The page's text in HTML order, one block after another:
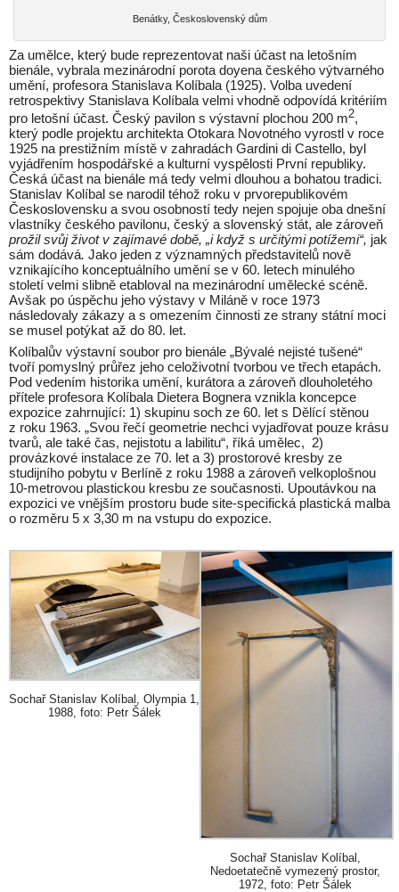
Benátky, Československý dům
Za umělce, který bude reprezentovat naši účast na letošním
bienále, vybrala mezinárodní porota doyena českého výtvarného
umění, profesora Stanislava Kolíbala (1925). Volba uvedení
retrospektivy Stanislava Kolíbala velmi vhodně odpovídá kritériím
pro letošní účast. Český pavilon s výstavní plochou 200 m2,
který podle projektu architekta Otokara Novotného vyrostl v roce
1925 na prestižním místě v zahradách Gardini di Castello, byl
vyjádřením hospodářské a kulturní vyspělosti První republiky.
Česká účast na bienále má tedy velmi dlouhou a bohatou tradici.
Stanislav Kolíbal se narodil téhož roku v prvorepublikovém
Československu a svou osobností tedy nejen spojuje oba dnešní
vlastníky českého pavilonu, český a slovenský stát, ale zároveň
prožil svůj život v zajímavé době, „i když s určitými potížemi“, jak
sám dodává. Jako jeden z významných představitelů nově
vznikajícího konceptuálního umění se v 60. letech minulého
století velmi slibně etabloval na mezinárodní umělecké scéně.
Avšak po úspěchu jeho výstavy v Miláně v roce 1973
následovaly zákazy a s omezením činnosti ze strany státní moci
se musel potýkat až do 80. let.
Kolíbalův výstavní soubor pro bienále „Bývalé nejisté tušené“
tvoří pomyslný průřez jeho celoživotní tvorbou ve třech etapách.
Pod vedením historika umění, kurátora a zároveň dlouholetého
přítele profesora Kolíbala Dietera Bognera vznikla koncepce
expozice zahrnující: 1) skupinu soch ze 60. let s Dělící stěnou
z roku 1963. „Svou řečí geometrie nechci vyjadřovat pouze krásu
tvarů, ale také čas, nejistotu a labilitu“, říká umělec, 2)
provázkové instalace ze 70. let a 3) prostorové kresby ze
studijního pobytu v Berlíně z roku 1988 a zároveň velkoplošnou
10-metrovou plastickou kresbu ze současnosti. Upoutávkou na
expozici ve vnějším prostoru bude site-specifická plastická malba
o rozměru 5 x 3,30 m na vstupu do expozice.
Sochař Stanislav Kolíbal, Olympia 1,
1988, foto: Petr Šálek
Sochař Stanislav Kolíbal,
Nedoetatečně vymezený prostor,
1972, foto: Petr Šálek